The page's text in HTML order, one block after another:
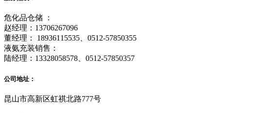
危化品仓储 ：
赵经理：13706267096
董经理： 18936115535、0512-57850355
液氨充装销售：
陆经理：13328058578、0512-57850357
公司地址：
昆山市高新区虹祺北路777号